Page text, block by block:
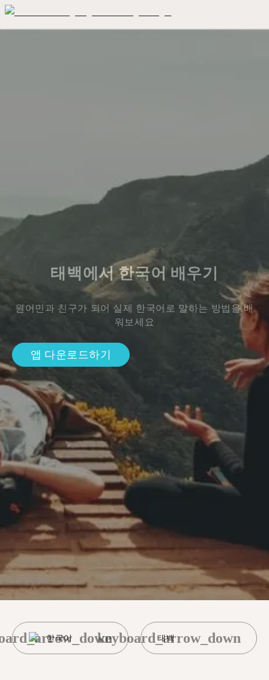
태백에서 한국어 배우기
원어민과 친구가 되어 실제 한국어로 말하는 방법을 배
워보세요
앱 다운로드하기
한국어 태백
keyboard_arrow_down